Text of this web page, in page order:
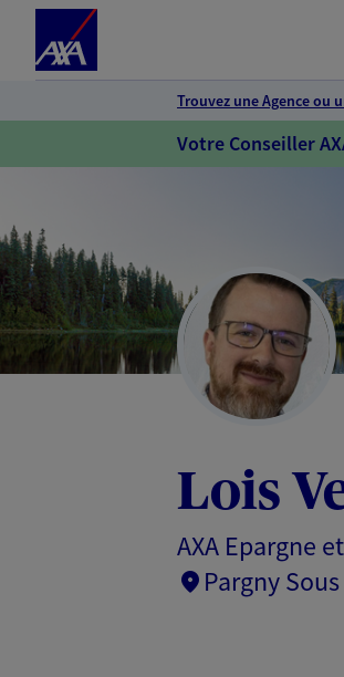
Trouvez une Agence ou
Votre Conseiller
Lois
AXA Epargne
Pargny